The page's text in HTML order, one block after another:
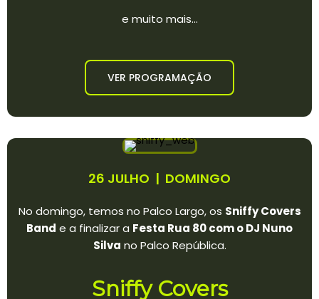
e muito mais...
VER PROGRAMAÇÃO
26 JULHO | DOMINGO
No domingo, temos no Palco Largo, os Sniffy Covers
Band e a finalizar a Festa Rua 80 com o DJ Nuno
Silva no Palco República.
Sniffy Covers